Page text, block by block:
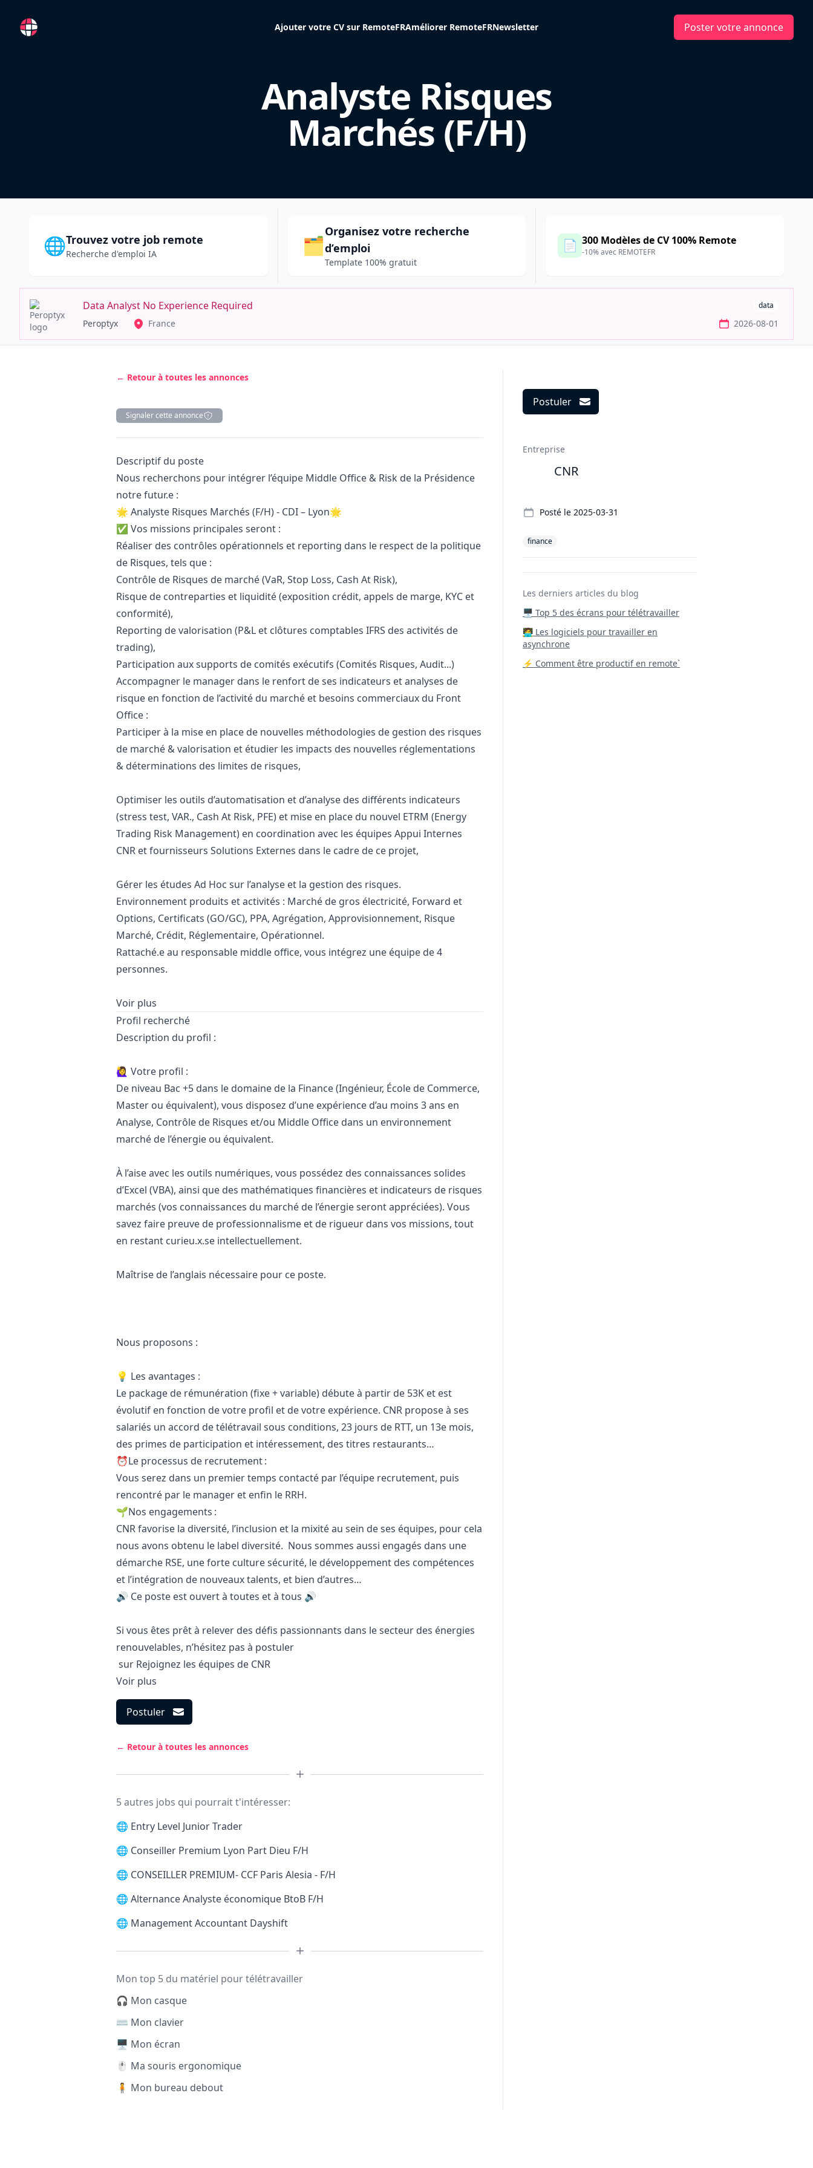
RemoteFR Ajouter votre CV sur RemoteFRAméliorer RemoteFRNewsletter Poster votre annonce
Analyste Risques
Marchés (F/H)
🌐Trouvez votre job remote
Recherche d'emploi IA 🗂️
Organisez votre recherche
d’emploi
Template 100% gratuit
📄 300 Modèles de CV 100% Remote
-10% avec REMOTEFR
Data Analyst No Experience Required data
Peroptyx France 2026-08-01
← Retour à toutes les annonces
Signaler cette annonce
Description
Descriptif du poste
Nous recherchons pour intégrer l’équipe Middle Office & Risk de la Présidence
notre futur.e :
🌟 Analyste Risques Marchés (F/H) - CDI – Lyon🌟
✅ Vos missions principales seront :
Réaliser des contrôles opérationnels et reporting dans le respect de la politique
de Risques, tels que :
Contrôle de Risques de marché (VaR, Stop Loss, Cash At Risk),
Risque de contreparties et liquidité (exposition crédit, appels de marge, KYC et
conformité),
Reporting de valorisation (P&L et clôtures comptables IFRS des activités de
trading),
Participation aux supports de comités exécutifs (Comités Risques, Audit...)
Accompagner le manager dans le renfort de ses indicateurs et analyses de
risque en fonction de l’activité du marché et besoins commerciaux du Front
Office :
Participer à la mise en place de nouvelles méthodologies de gestion des risques
de marché & valorisation et étudier les impacts des nouvelles réglementations
& déterminations des limites de risques,
Optimiser les outils d’automatisation et d’analyse des différents indicateurs
(stress test, VAR., Cash At Risk, PFE) et mise en place du nouvel ETRM (Energy
Trading Risk Management) en coordination avec les équipes Appui Internes
CNR et fournisseurs Solutions Externes dans le cadre de ce projet,
Gérer les études Ad Hoc sur l’analyse et la gestion des risques.
Environnement produits et activités : Marché de gros électricité, Forward et
Options, Certificats (GO/GC), PPA, Agrégation, Approvisionnement, Risque
Marché, Crédit, Réglementaire, Opérationnel.
Rattaché.e au responsable middle office, vous intégrez une équipe de 4
personnes.
Voir plus
Profil recherché
Description du profil :
🙋‍♀️ Votre profil :
De niveau Bac +5 dans le domaine de la Finance (Ingénieur, École de Commerce,
Master ou équivalent), vous disposez d’une expérience d’au moins 3 ans en
Analyse, Contrôle de Risques et/ou Middle Office dans un environnement
marché de l’énergie ou équivalent.
À l’aise avec les outils numériques, vous possédez des connaissances solides
d’Excel (VBA), ainsi que des mathématiques financières et indicateurs de risques
marchés (vos connaissances du marché de l’énergie seront appréciées). Vous
savez faire preuve de professionnalisme et de rigueur dans vos missions, tout
en restant curieu.x.se intellectuellement.
Maîtrise de l’anglais nécessaire pour ce poste.
Nous proposons :
💡 Les avantages :
Le package de rémunération (fixe + variable) débute à partir de 53K et est
évolutif en fonction de votre profil et de votre expérience. CNR propose à ses
salariés un accord de télétravail sous conditions, 23 jours de RTT, un 13e mois,
des primes de participation et intéressement, des titres restaurants…
⏰Le processus de recrutement :
Vous serez dans un premier temps contacté par l’équipe recrutement, puis
rencontré par le manager et enfin le RRH.
🌱Nos engagements :
CNR favorise la diversité, l’inclusion et la mixité au sein de ses équipes, pour cela
nous avons obtenu le label diversité. Nous sommes aussi engagés dans une
démarche RSE, une forte culture sécurité, le développement des compétences
et l’intégration de nouveaux talents, et bien d’autres…
🔊 Ce poste est ouvert à toutes et à tous 🔊
Si vous êtes prêt à relever des défis passionnants dans le secteur des énergies
renouvelables, n’hésitez pas à postuler
sur Rejoignez les équipes de CNR
Voir plus
Postuler
← Retour à toutes les annonces
5 autres jobs qui pourrait t'intéresser:
🌐 Entry Level Junior Trader
🌐 Conseiller Premium Lyon Part Dieu F/H
🌐 CONSEILLER PREMIUM- CCF Paris Alesia - F/H
🌐 Alternance Analyste économique BtoB F/H
🌐 Management Accountant Dayshift
Mon top 5 du matériel pour télétravailler
🎧 Mon casque
⌨️ Mon clavier
🖥️ Mon écran
🖱️ Ma souris ergonomique
🧍 Mon bureau debout
Postuler
Entreprise
CNR
Posté le 2025-03-31
finance
Les derniers articles du blog
🖥️ Top 5 des écrans pour télétravailler
‍🧑‍💻 Les logiciels pour travailler en
asynchrone
⚡ Comment être productif en remote`